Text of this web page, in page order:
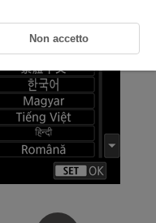
Non accetto